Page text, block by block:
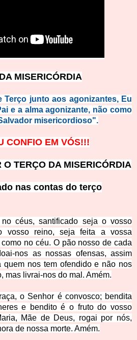
MISERICÓRDIA
Terço junto aos agonizantes, Eu
e a alma agonizante, não como
misericordioso".
CONFIO EM VÓS!!!
O TERÇO DA MISERICÓRDIA
nas contas do terço
céus, santificado seja o vosso
vosso reino, seja feita a vossa
no céu. O pão nosso de cada
nos as nossas ofensas, assim
quem nos tem ofendido e não nos
mas livrai-nos do mal. Amém.
o Senhor é convosco; bendita
e bendito é o fruto do vosso
Mãe de Deus, rogai por nós,
de nossa morte. Amém.